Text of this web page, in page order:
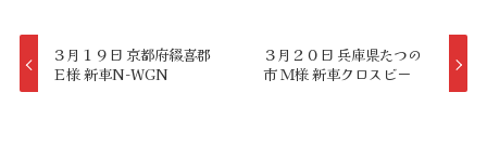
３月１９日 京都府綴喜郡
Ｅ様 新車N-WGN
３月２０日 兵庫県たつの
市 Ｍ様 新車クロスビー